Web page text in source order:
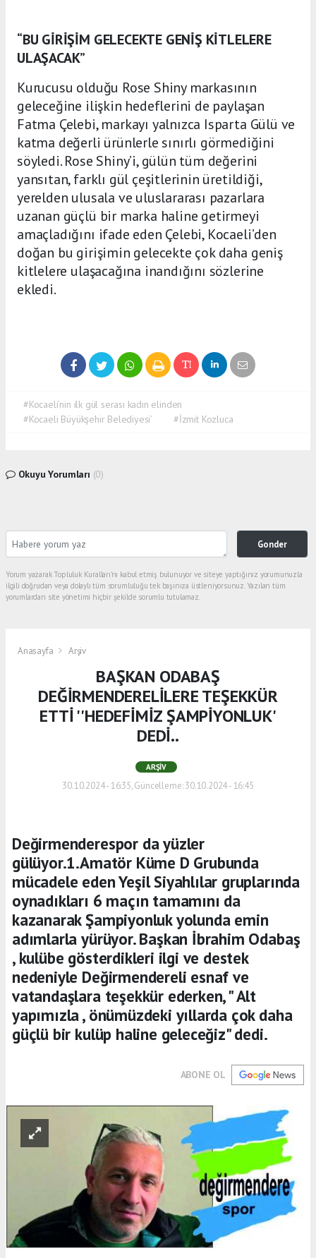
“BU GİRİŞİM GELECEKTE GENİŞ KİTLELERE
ULAŞACAK”
Kurucusu olduğu Rose Shiny markasının
geleceğine ilişkin hedeflerini de paylaşan
Fatma Çelebi, markayı yalnızca Isparta Gülü ve
katma değerli ürünlerle sınırlı görmediğini
söyledi. Rose Shiny’i, gülün tüm değerini
yansıtan, farklı gül çeşitlerinin üretildiği,
yerelden ulusala ve uluslararası pazarlara
uzanan güçlü bir marka haline getirmeyi
amaçladığını ifade eden Çelebi, Kocaeli’den
doğan bu girişimin gelecekte çok daha geniş
kitlelere ulaşacağına inandığını sözlerine
ekledi.
#Kocaeli’nin ilk gül serası kadın elinden
#Kocaeli Büyükşehir Belediyesi’
#İzmit Kozluca
Okuyu Yorumları (0)
Gonder
Yorum yazarak Topluluk Kuralları’nı kabul etmiş bulunuyor ve siteye yaptığınız yorumunuzla
ilgili doğrudan veya dolaylı tüm sorumluluğu tek başınıza üstleniyorsunuz. Yazılan tüm
yorumlardan site yönetimi hiçbir şekilde sorumlu tutulamaz.
Anasayfa Arşiv
BAŞKAN ODABAŞ
DEĞİRMENDERELİLERE TEŞEKKÜR
ETTİ ''HEDEFİMİZ ŞAMPİYONLUK'
DEDİ..
ARŞIV
30.10.2024 - 16:35, Güncelleme: 30.10.2024 - 16:45
Değirmenderespor da yüzler
gülüyor.1.Amatör Küme D Grubunda
mücadele eden Yeşil Siyahlılar gruplarında
oynadıkları 6 maçın tamamını da
kazanarak Şampiyonluk yolunda emin
adımlarla yürüyor. Başkan İbrahim Odabaş
, kulübe gösterdikleri ilgi ve destek
nedeniyle Değirmendereli esnaf ve
vatandaşlara teşekkür ederken, " Alt
yapımızla , önümüzdeki yıllarda çok daha
güçlü bir kulüp haline geleceğiz" dedi.
ABONE OL